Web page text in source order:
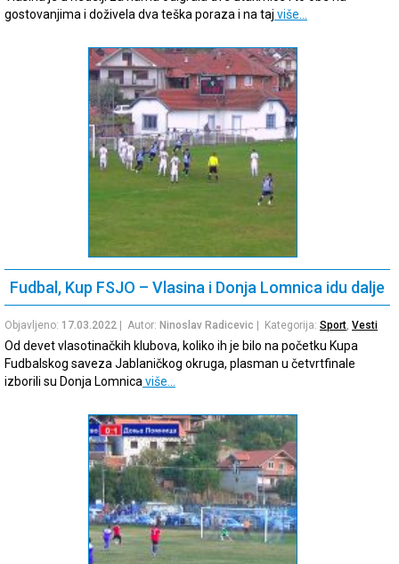
gostovanjima i doživela dva teška poraza i na taj više…
Fudbal, Kup FSJO – Vlasina i Donja Lomnica idu dalje
Objavljeno: 17.03.2022 | Autor: Ninoslav Radicevic | Kategorija: Sport, Vesti
Od devet vlasotinačkih klubova, koliko ih je bilo na početku Kupa
Fudbalskog saveza Jablaničkog okruga, plasman u četvrtfinale
izborili su Donja Lomnica više…